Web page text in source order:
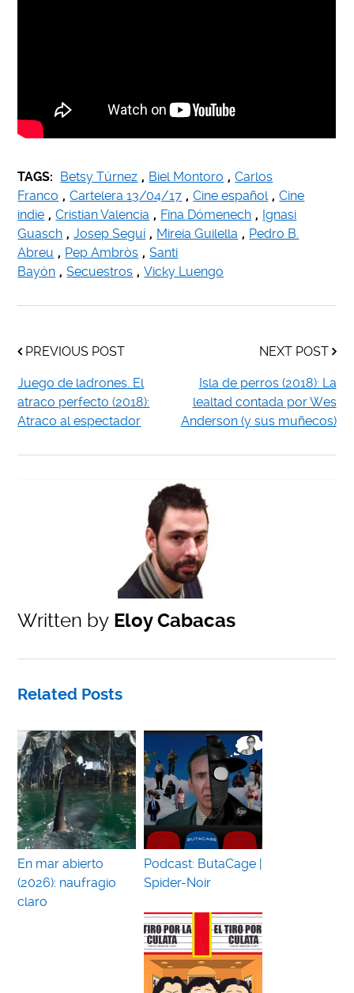
TAGS: Betsy Túrnez , Biel Montoro , Carlos
Franco , Cartelera 13/04/17 , Cine español , Cine
indie , Cristian Valencia , Fina Dómenech , Ignasi
Guasch , Josep Seguí , Mireia Guilella , Pedro B.
Abreu , Pep Ambròs , Santi
Bayón , Secuestros , Vicky Luengo
PREVIOUS POST
Juego de ladrones. El
atraco perfecto (2018):
Atraco al espectador
NEXT POST
Isla de perros (2018): La
lealtad contada por Wes
Anderson (y sus muñecos)
Written by Eloy Cabacas
Related Posts
En mar abierto
(2026): naufragio
claro
Podcast: ButaCage |
Spider-Noir